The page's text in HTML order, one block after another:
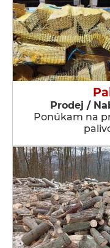
Prodej /
Ponúkam na